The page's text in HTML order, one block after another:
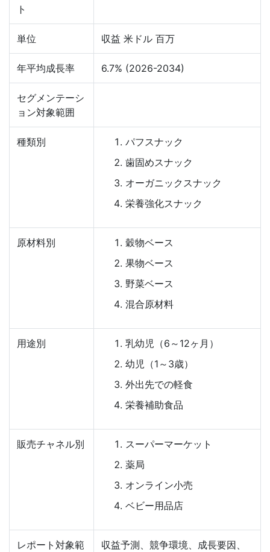
ト
単位 収益 米ドル 百万
年平均成長率 6.7% (2026-2034)
セグメンテーシ
ョン対象範囲
種類別
パフスナック
歯固めスナック
オーガニックスナック
栄養強化スナック
原材料別
穀物ベース
果物ベース
野菜ベース
混合原材料
用途別
乳幼児（6～12ヶ月）
幼児（1～3歳）
外出先での軽食
栄養補助食品
販売チャネル別
スーパーマーケット
薬局
オンライン小売
ベビー用品店
レポート対象範
収益予測、競争環境、成長要因、